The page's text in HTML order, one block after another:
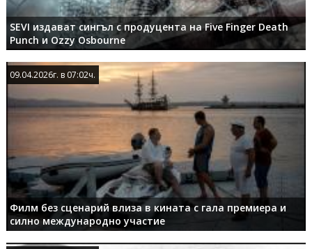
SEVI издават сингъл с продуцента на Five Finger Death
Punch и Ozzy Osbourne
Филм без сценарий влиза в кината с гала премиера и
силно международно участие
09.04.2026г. в 07:02ч.
09.04.2026г. в 07:02ч.